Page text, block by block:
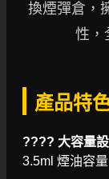
換煙彈倉，
性，
產品特
???? 大容量設
3.5ml 煙油容